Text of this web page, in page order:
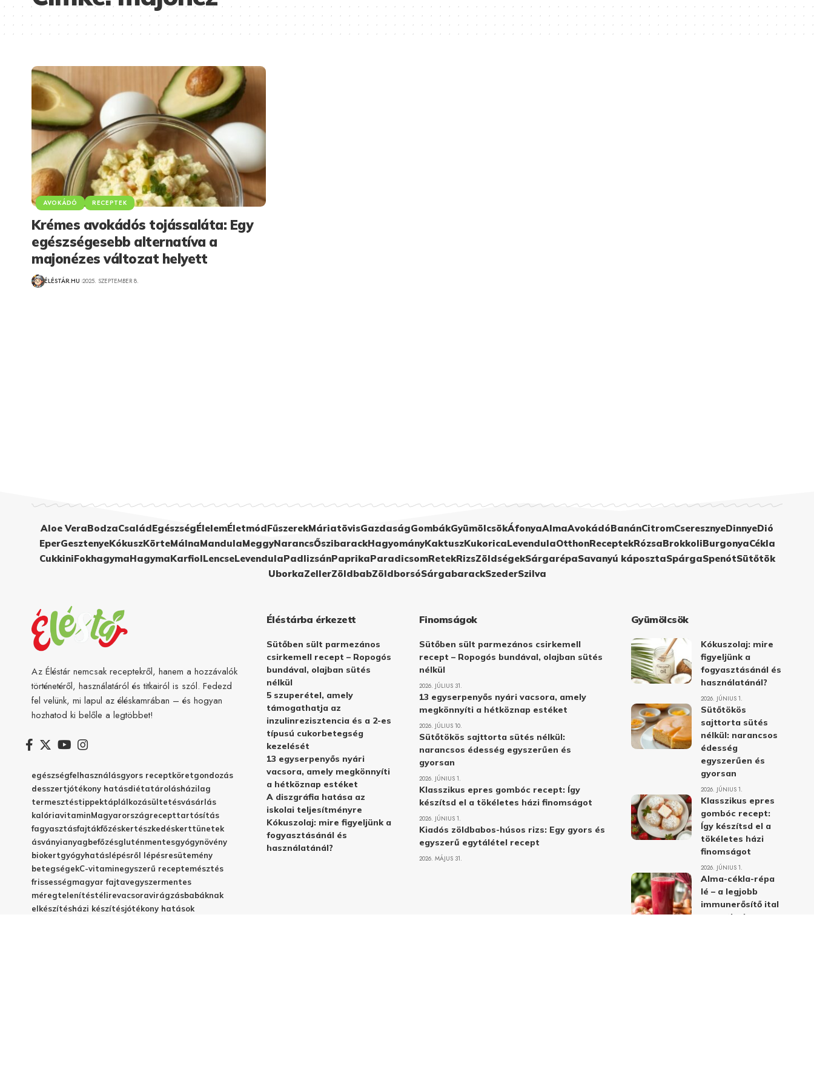
AVOKÁDÓ RECEPTEK
Krémes avokádós tojássaláta: Egy
egészségesebb alternatíva a
majonézes változat helyett
ÉLÉSTÁR.HU 2025. SZEPTEMBER 8.
Aloe VeraBodzaCsaládEgészségÉlelemÉletmódFűszerekMáriatövisGazdaságGombákGyümölcsökÁfonyaAlmaAvokádóBanánCitromCseresznyeDinnyeDió
EperGesztenyeKókuszKörteMálnaMandulaMeggyNarancsŐszibarackHagyományKaktuszKukoricaLevendulaOtthonReceptekRózsaBrokkoliBurgonyaCékla
CukkiniFokhagymaHagymaKarfiolLencseLevendulaPadlizsánPaprikaParadicsomRetekRizsZöldségekSárgarépaSavanyú káposztaSpárgaSpenótSütőtök
UborkaZellerZöldbabZöldborsóSárgabarackSzederSzilva
Az Éléstár nemcsak receptekről, hanem a hozzávalók
történetéről, használatáról és titkairól is szól. Fedezd
fel velünk, mi lapul az éléskamrában – és hogyan
hozhatod ki belőle a legtöbbet!
egészségfelhasználásgyors receptköretgondozás
desszertjótékony hatásdiétatárolásházilag
termesztéstippektáplálkozásültetésvásárlás
kalóriavitaminMagyarországrecepttartósítás
fagyasztásfajtákfőzéskertészkedéskerttünetek
ásványianyagbefőzésgluténmentesgyógynövény
biokertgyógyhatáslépésről lépésresütemény
betegségekC-vitaminegyszerű receptemésztés
frissességmagyar fajtavegyszermentes
méregtelenítéstélirevacsoravirágzásbabáknak
elkészítésházi készítésjótékony hatások
Éléstárba érkezett
Sütőben sült parmezános
csirkemell recept – Ropogós
bundával, olajban sütés
nélkül
5 szuperétel, amely
támogathatja az
inzulinrezisztencia és a 2-es
típusú cukorbetegség
kezelését
13 egyserpenyős nyári
vacsora, amely megkönnyíti
a hétköznap estéket
A diszgráfia hatása az
iskolai teljesítményre
Kókuszolaj: mire figyeljünk a
fogyasztásánál és
használatánál?
Finomságok
Sütőben sült parmezános csirkemell
recept – Ropogós bundával, olajban sütés
nélkül
2026. JÚLIUS 31.
13 egyserpenyős nyári vacsora, amely
megkönnyíti a hétköznap estéket
2026. JÚLIUS 10.
Sütőtökös sajttorta sütés nélkül:
narancsos édesség egyszerűen és
gyorsan
2026. JÚNIUS 1.
Klasszikus epres gombóc recept: Így
készítsd el a tökéletes házi finomságot
2026. JÚNIUS 1.
Kiadós zöldbabos-húsos rizs: Egy gyors és
egyszerű egytálétel recept
2026. MÁJUS 31.
Gyümölcsök
Kókuszolaj: mire
figyeljünk a
fogyasztásánál és
használatánál?
2026. JÚNIUS 1.
Sütőtökös
sajttorta sütés
nélkül: narancsos
édesség
egyszerűen és
gyorsan
2026. JÚNIUS 1.
Klasszikus epres
gombóc recept:
Így készítsd el a
tökéletes házi
finomságot
2026. JÚNIUS 1.
Alma-cékla-répa
lé – a legjobb
immunerősítő ital
receptje és